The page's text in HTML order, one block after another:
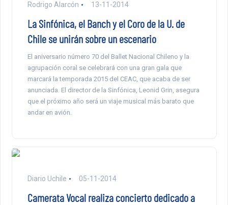
Rodrigo Alarcón 13-11-2014
La Sinfónica, el Banch y el Coro de la U. de
Chile se unirán sobre un escenario
El aniversario número 70 del Ballet Nacional Chileno y la
agrupación coral se celebrará con una gran gala que
marcará la temporada 2015 del CEAC, que acaba de ser
anunciada. El director de la Sinfónica, Leonid Grin, asegura
que el próximo año será un viaje musical más barato que
andar en avión.
Diario Uchile 05-11-2014
Camerata Vocal realiza concierto dedicado a